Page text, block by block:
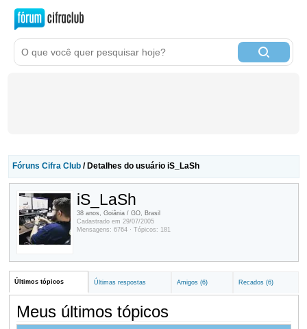
Fóruns Cifra Club/ Detalhes do usuário iS_LaSh
iS_LaSh
38 anos, Goiânia / GO, Brasil
Cadastrado em 29/07/2005
Mensagens: 6764 · Tópicos: 181
Últimos tópicos Últimas respostas Amigos (6) Recados (6)
Meus últimos tópicos